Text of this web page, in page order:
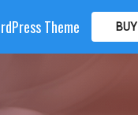
SHOP
Theme